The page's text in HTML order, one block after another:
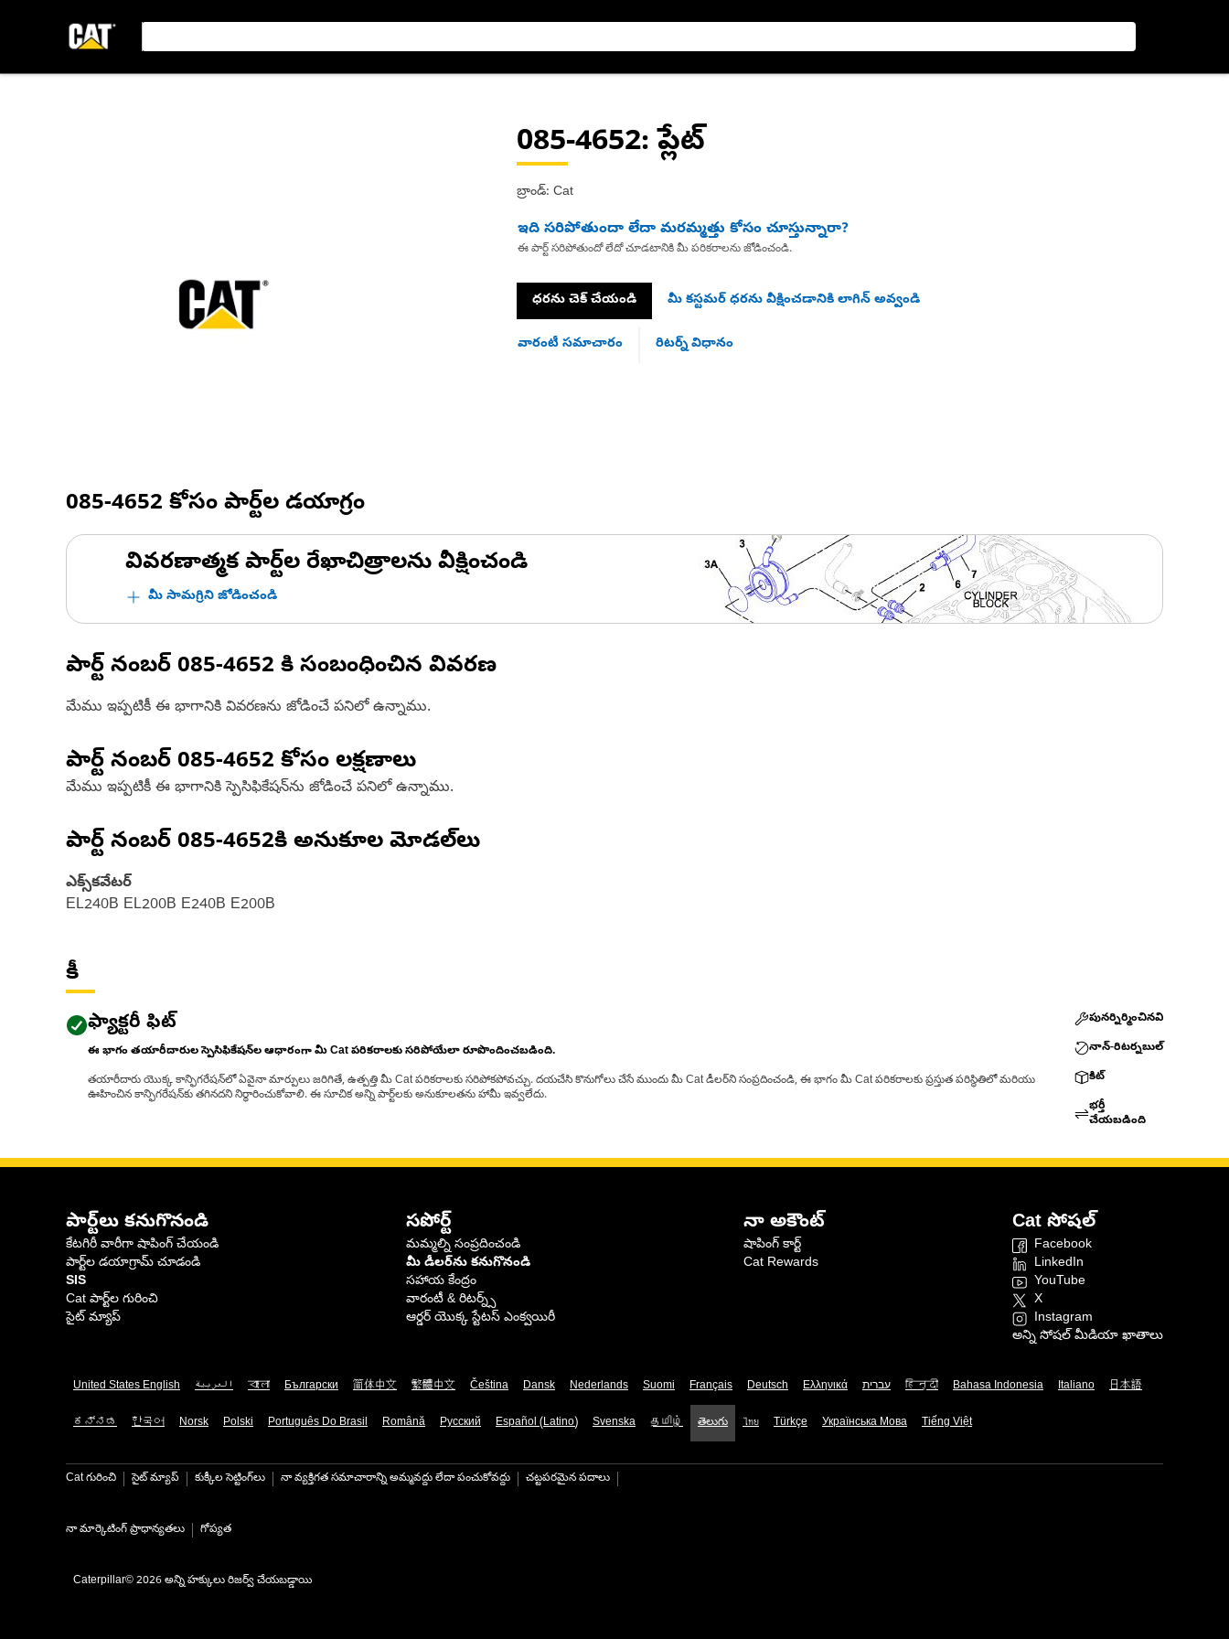
085-4652: ప్లేట్
బ్రాండ్: Cat
ఇది సరిపోతుందా లేదా మరమ్మత్తు కోసం చూస్తున్నారా?
ఈ పార్ట్ సరిపోతుందో లేదో చూడటానికి మీ పరికరాలను జోడించండి.
ధరను చెక్ చేయండి మీ కస్టమర్ ధరను వీక్షించడానికి లాగిన్ అవ్వండి
వారంటీ సమాచారం రిటర్న్ విధానం
085-4652 కోసం పార్ట్‌ల డయాగ్రం
వివరణాత్మక పార్ట్‌ల రేఖాచిత్రాలను వీక్షించండి
మీ సామగ్రిని జోడించండి
పార్ట్ నంబర్ 085-4652 కి సంబంధించిన వివరణ
మేము ఇప్పటికీ ఈ భాగానికి వివరణను జోడించే పనిలో ఉన్నాము.
పార్ట్ నంబర్ 085-4652 కోసం లక్షణాలు
మేము ఇప్పటికీ ఈ భాగానికి స్పెసిఫికేషన్‌ను జోడించే పనిలో ఉన్నాము.
పార్ట్ నంబర్ 085-4652కి అనుకూల మోడల్‌లు
ఎక్స్‌కవేటర్
EL240B EL200B E240B E200B
కీ
ఫ్యాక్టరీ ఫిట్
ఈ భాగం తయారీదారుల స్పెసిఫికేషన్‌ల ఆధారంగా మీ Cat పరికరాలకు సరిపోయేలా రూపొందించబడింది.
తయారీదారు యొక్క కాన్ఫిగరేషన్‌లో ఏవైనా మార్పులు జరిగితే, ఉత్పత్తి మీ Cat పరికరాలకు సరిపోకపోవచ్చు. దయచేసి కొనుగోలు చేసే ముందు మీ Cat డీలర్‌ని సంప్రదించండి, ఈ భాగం మీ Cat పరికరాలకు ప్రస్తుత పరిస్థితిలో మరియు
ఊహించిన కాన్ఫిగరేషన్‌కు తగినదని నిర్ధారించుకోవాలి. ఈ సూచిక అన్ని పార్ట్‌లకు అనుకూలతను హామీ ఇవ్వలేదు.
పునర్నిర్మించినవి
నాన్-రిటర్నబుల్
కిట్
భర్తీ
చేయబడింది
పార్ట్‌లు కనుగొనండి
కేటగిరీ వారీగా షాపింగ్ చేయండి
పార్ట్‌ల డయాగ్రామ్ చూడండి
SIS
Cat పార్ట్‌ల గురించి
సైట్ మ్యాప్
సపోర్ట్
మమ్మల్ని సంప్రదించండి
మీ డీలర్‌ను కనుగొనండి
సహాయ కేంద్రం
వారంటీ & రిటర్న్స్
ఆర్డర్ యొక్క స్టేటస్ ఎంక్వయిరీ
నా అకౌంట్
షాపింగ్ కార్ట్
Cat Rewards
Cat సోషల్
Facebook
LinkedIn
YouTube
X
Instagram
అన్ని సోషల్ మీడియా ఖాతాలు
United States English العربية বাংলা Български 简体中文 繁體中文 Čeština Dansk Nederlands Suomi Français Deutsch Ελληνικά עברית हिन्दी Bahasa Indonesia Italiano 日本語
ಕನ್ನಡ 한국어 Norsk Polski Português Do Brasil Română Русский Español (Latino) Svenska தமிழ் తెలుగు ไทย Türkçe Українська Мова Tiếng Việt
Cat గురించి సైట్ మ్యాప్ కుక్కీల సెట్టింగ్‌లు నా వ్యక్తిగత సమాచారాన్ని అమ్మవద్దు లేదా పంచుకోవద్దు చట్టపరమైన పదాలు
నా మార్కెటింగ్ ప్రాధాన్యతలు గోప్యత
Caterpillar© 2026 అన్ని హక్కులు రిజర్వ్ చేయబడ్డాయి